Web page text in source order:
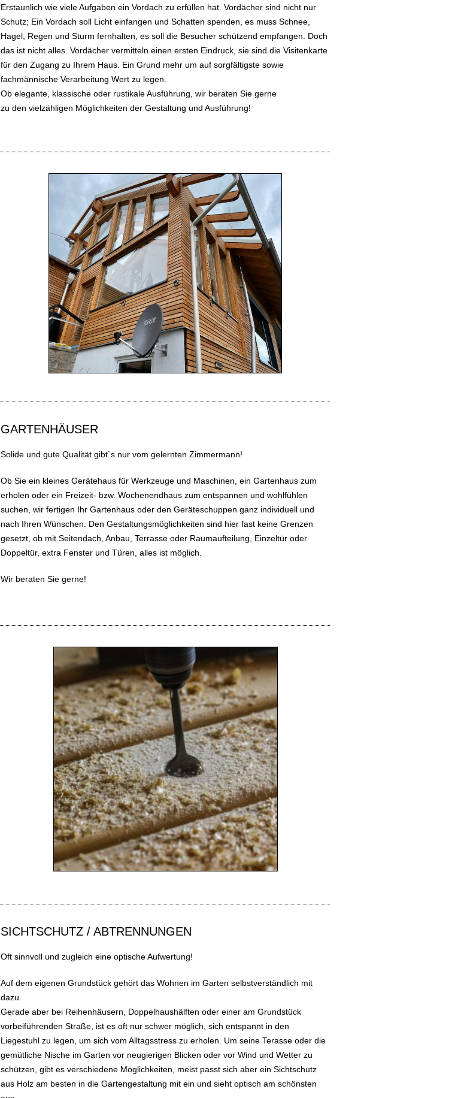
Erstaunlich wie viele Aufgaben ein Vordach zu erfüllen hat. Vordächer sind nicht nur
Schutz; Ein Vordach soll Licht einfangen und Schatten spenden, es muss Schnee,
Hagel, Regen und Sturm fernhalten, es soll die Besucher schützend empfangen. Doch
das ist nicht alles. Vordächer vermitteln einen ersten Eindruck, sie sind die Visitenkarte
für den Zugang zu Ihrem Haus. Ein Grund mehr um auf sorgfältigste sowie
fachmännische Verarbeitung Wert zu legen.
Ob elegante, klassische oder rustikale Ausführung, wir beraten Sie gerne
zu den vielzähligen Möglichkeiten der Gestaltung und Ausführung!
GARTENHÄUSER
Solide und gute Qualität gibt`s nur vom gelernten Zimmermann!
Ob Sie ein kleines Gerätehaus für Werkzeuge und Maschinen, ein Gartenhaus zum
erholen oder ein Freizeit- bzw. Wochenendhaus zum entspannen und wohlfühlen
suchen, wir fertigen Ihr Gartenhaus oder den Geräteschuppen ganz individuell und
nach Ihren Wünschen. Den Gestaltungsmöglichkeiten sind hier fast keine Grenzen
gesetzt, ob mit Seitendach, Anbau, Terrasse oder Raumaufteilung, Einzeltür oder
Doppeltür, extra Fenster und Türen, alles ist möglich.
Wir beraten Sie gerne!
SICHTSCHUTZ / ABTRENNUNGEN
Oft sinnvoll und zugleich eine optische Aufwertung!
Auf dem eigenen Grundstück gehört das Wohnen im Garten selbstverständlich mit
dazu.
Gerade aber bei Reihenhäusern, Doppelhaushälften oder einer am Grundstück
vorbeiführenden Straße, ist es oft nur schwer möglich, sich entspannt in den
Liegestuhl zu legen, um sich vom Alltagsstress zu erholen. Um seine Terasse oder die
gemütliche Nische im Garten vor neugierigen Blicken oder vor Wind und Wetter zu
schützen, gibt es verschiedene Möglichkeiten, meist passt sich aber ein Sichtschutz
aus Holz am besten in die Gartengestaltung mit ein und sieht optisch am schönsten